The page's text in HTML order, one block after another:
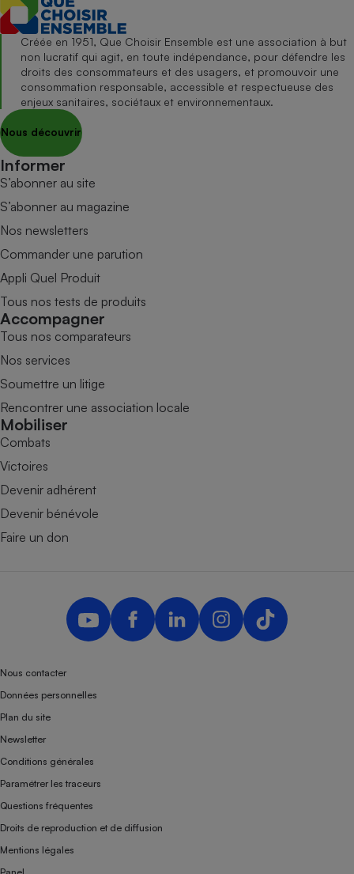
Créée en 1951, Que Choisir Ensemble est une association à but
non lucratif qui agit, en toute indépendance, pour défendre les
droits des consommateurs et des usagers, et promouvoir une
consommation responsable, accessible et respectueuse des
enjeux sanitaires, sociétaux et environnementaux.
Nous découvrir
Informer
S’abonner au site
S’abonner au magazine
Nos newsletters
Commander une parution
Appli Quel Produit
Tous nos tests de produits
Accompagner
Tous nos comparateurs
Nos services
Soumettre un litige
Rencontrer une association locale
Mobiliser
Combats
Victoires
Devenir adhérent
Devenir bénévole
Faire un don
Nous contacter
Données personnelles
Plan du site
Newsletter
Conditions générales
Paramétrer les traceurs
Questions fréquentes
Droits de reproduction et de diffusion
Mentions légales